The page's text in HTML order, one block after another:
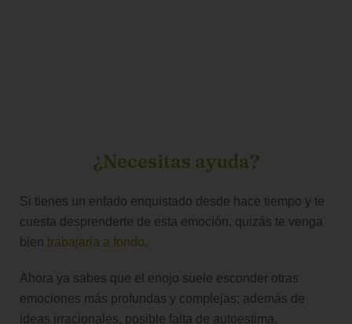
¿Necesitas ayuda?
Si tienes un enfado enquistado desde hace tiempo y te
cuesta desprenderte de esta emoción, quizás te venga
bien trabajarla a fondo.
Ahora ya sabes que el enojo suele esconder otras
emociones más profundas y complejas; además de
ideas irracionales, posible falta de autoestima,